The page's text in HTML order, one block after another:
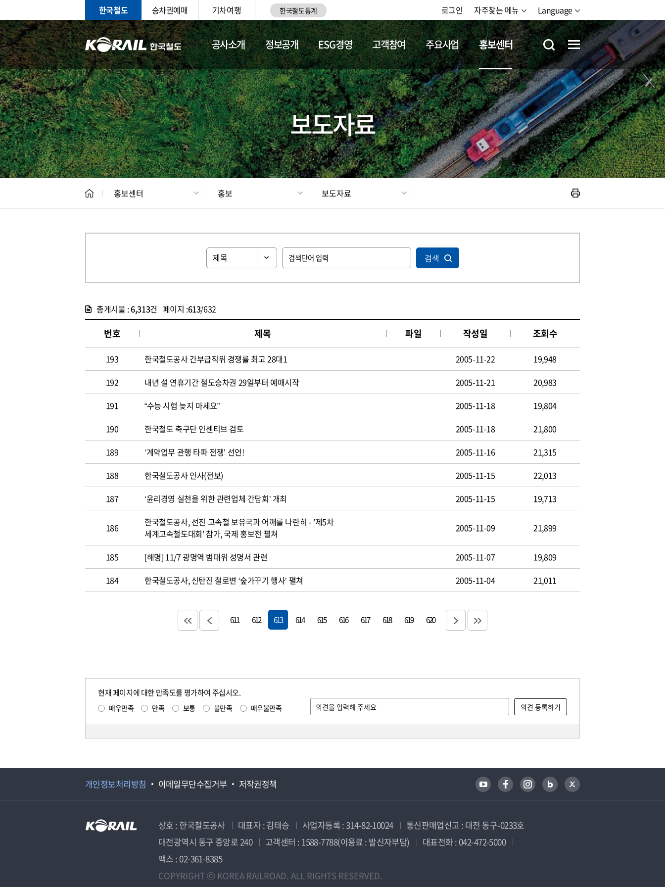
한국철도 승차권예매 기차여행 한국철도통계 로그인 자주찾는 메뉴 Language
공사소개 정보공개 ESG경영 고객참여 주요사업 홍보센터
홍보 문화사업 갤러리 기차소개 철도체험
보도자료
홍보센터 홍보 보도자료
검색
총게시물 :6,313건 페이지 :613/632
번호 제목 파일 작성일 조회수
193 한국철도공사 간부급직위 경쟁률 최고 28대1 2005-11-22
19,948
192
내년 설 연휴기간 철도승차권 29일부터 예매시작 2005-11-21
20,983
191
“수능 시험 늦지 마세요” 2005-11-18
19,804
190
한국철도 축구단 인센티브 검토 2005-11-18
21,800
189
‘계약업무 관행 타파 전쟁’ 선언! 2005-11-16
21,315
188
한국철도공사 인사(전보) 2005-11-15
22,013
187
‘윤리경영 실천을 위한 관련업체 간담회’ 개최 2005-11-15 19,713
186
한국철도공사, 선진 고속철 보유국과 어깨를 나란히 - '제5차
세계고속철도대회' 참가, 국제 홍보전 펼쳐
2005-11-09 21,899
185 [해명] 11/7 광명역 범대위 성명서 관련 2005-11-07
19,809
184
한국철도공사, 신탄진 철로변 ‘숲가꾸기 행사’ 펼쳐 2005-11-04 21,011
611 612 613 614 615 616 617 618 619 620
현재 페이지에 대한 만족도를 평가하여 주십시오.
매우만족 만족 보통 불만족 매우불만족
개인정보처리방침 이메일무단수집거부 저작권정책
상호 : 한국철도공사 대표자 : 김태승 사업자등록 : 314-82-10024
통신판매업신고 : 대전 동구-0233호
대전광역시 동구 중앙로 240
고객센터 : 1588-7788(이용료 : 발신자부담)
대표전화 : 042-472-5000
팩스 : 02-361-8385
COPYRIGHT ⓒ KOREA RAILROAD. ALL RIGHTS RESERVED.